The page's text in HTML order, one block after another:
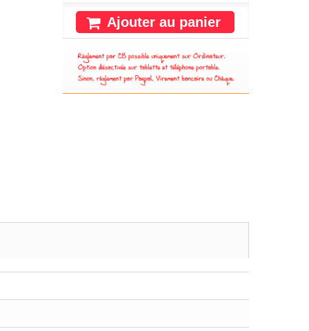
Ajouter au panier